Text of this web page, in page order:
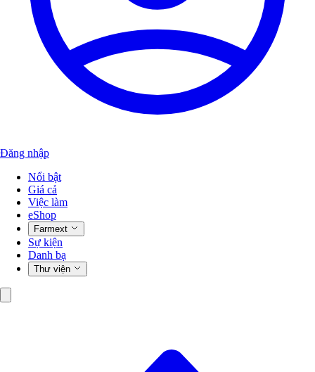
Đăng nhập
Nổi bật
Giá cả
Việc làm
eShop
Farmext
Sự kiện
Danh bạ
Thư viện